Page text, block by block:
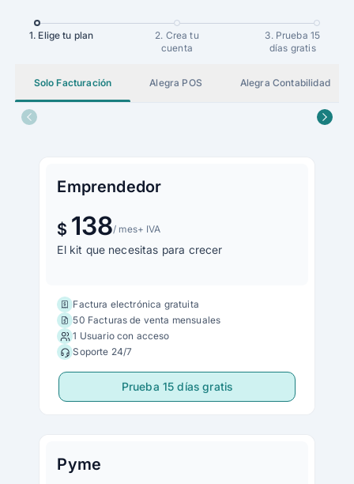
1. Elige tu plan
2. Crea tu
cuenta
3. Prueba 15
días gratis
Solo Facturación Alegra POS Alegra Contabilidad
Emprendedor
$ 138/ mes+ IVA
El kit que necesitas para crecer
Factura electrónica gratuita
50 Facturas de venta mensuales
1 Usuario con acceso
Soporte 24/7
Prueba 15 días gratis
Pyme